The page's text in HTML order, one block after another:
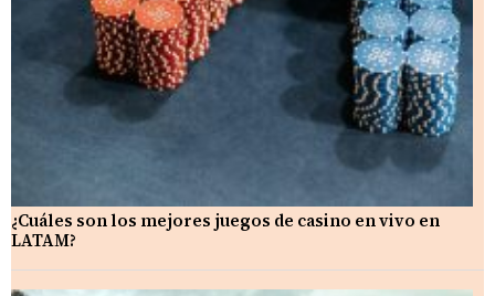
¿Cuáles son los mejores juegos de casino en vivo en
LATAM?